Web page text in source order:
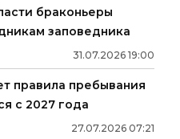
браконьеры
заповедника
31.07.2026 19:00
правила пребывания
с 2027 года
27.07.2026 07:21